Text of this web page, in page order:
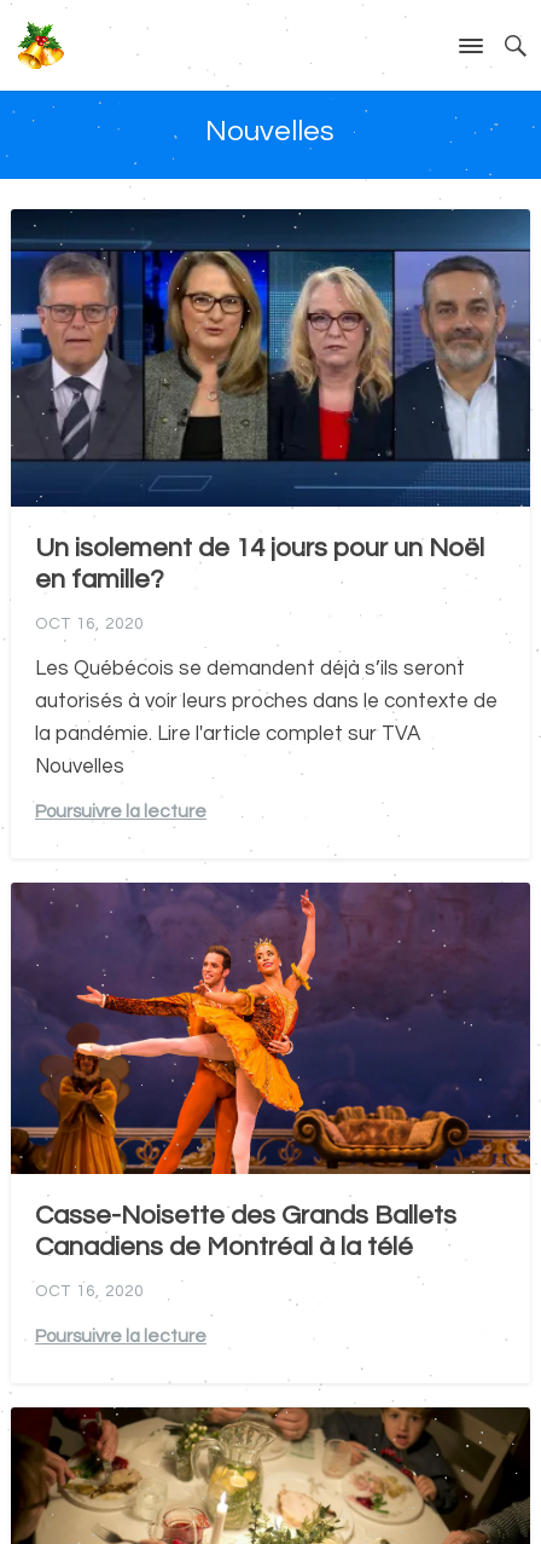
Nouvelles
Un isolement de 14 jours pour un Noël
en famille?
OCT 16, 2020
Les Québécois se demandent déjà s’ils seront
autorisés à voir leurs proches dans le contexte de
la pandémie. Lire l'article complet sur TVA
Nouvelles
Poursuivre la lecture
Casse-Noisette des Grands Ballets
Canadiens de Montréal à la télé
OCT 16, 2020
Poursuivre la lecture